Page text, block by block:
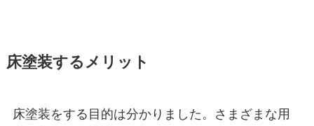
床塗装するメリット
床塗装をする目的は分かりました。さまざまな用